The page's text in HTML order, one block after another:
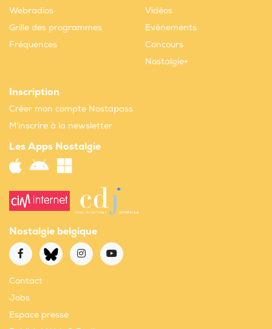
Webradios
Grille des programmes
Fréquences
Vidéos
Evènements
Concours
Nostalgie+
Inscription
Créer mon compte Nostapass
M'inscrire à la newsletter
Les Apps Nostalgie
Nostalgie belgique
Contact
Jobs
Espace presse